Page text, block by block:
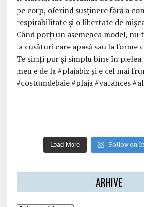
Load More Follow on
ARHIVE